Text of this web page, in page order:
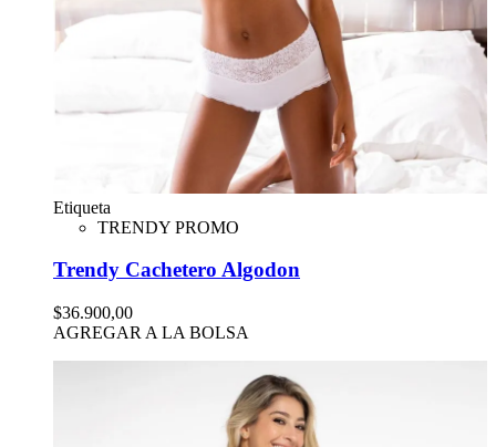
Etiqueta
TRENDY PROMO
Trendy Cachetero Algodon
$36.900,00
AGREGAR A LA BOLSA